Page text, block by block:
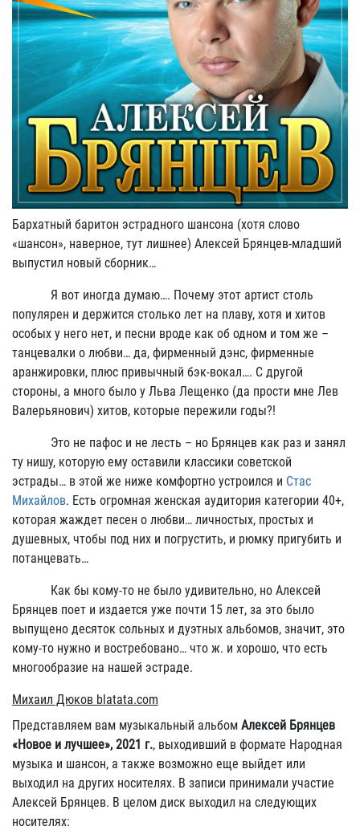
Бархатный баритон эстрадного шансона (хотя слово
«шансон», наверное, тут лишнее) Алексей Брянцев-младший
выпустил новый сборник…
Я вот иногда думаю…. Почему этот артист столь
популярен и держится столько лет на плаву, хотя и хитов
особых у него нет, и песни вроде как об одном и том же –
танцевалки о любви… да, фирменный дэнс, фирменные
аранжировки, плюс привычный бэк-вокал…. С другой
стороны, а много было у Льва Лещенко (да прости мне Лев
Валерьянович) хитов, которые пережили годы?!
Это не пафос и не лесть – но Брянцев как раз и занял
ту нишу, которую ему оставили классики советской
эстрады… в этой же ниже комфортно устроился и Стас
Михайлов. Есть огромная женская аудитория категории 40+,
которая жаждет песен о любви… личностых, простых и
душевных, чтобы под них и погрустить, и рюмку пригубить и
потанцевать…
Как бы кому-то не было удивительно, но Алексей
Брянцев поет и издается уже почти 15 лет, за это было
выпущено десяток сольных и дуэтных альбомов, значит, это
кому-то нужно и востребовано… что ж. и хорошо, что есть
многообразие на нашей эстраде.
Михаил Дюков blatata.com
Представляем вам музыкальный альбом Алексей Брянцев
«Новое и лучшее», 2021 г., выходивший в формате Народная
музыка и шансон, а также возможно еще выйдет или
выходил на других носителях. В записи принимали участие
Алексей Брянцев. В целом диск выходил на следующих
носителях: